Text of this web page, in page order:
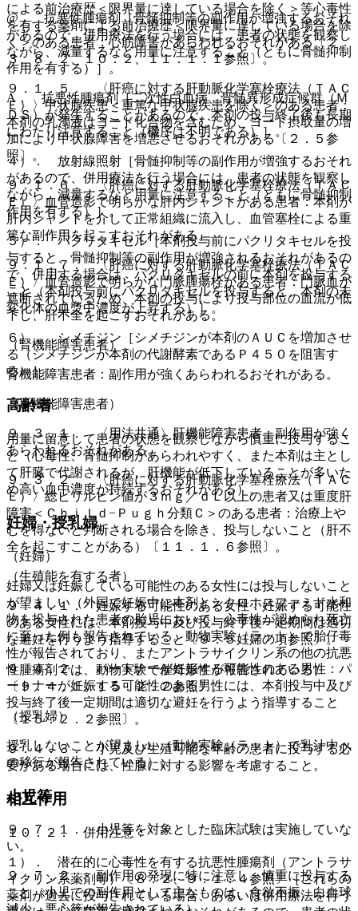
@． 抗悪性腫瘍剤［骨髄抑制等の副作用が増強するおそれ
があるので、併用療法を行う場合には、患者の状態を観察し
ながら、減量するなど用量に注意すること（ともに骨髄抑制
作用を有する）］。
A． 抗悪性腫瘍剤［二次性白血病、骨髄異形成症候群（Ｍ
ＤＳ）が発生することがあるので、本剤の投与終了後も長期
にわたり注意すること（機序は不明である）］。
４）． 放射線照射［骨髄抑制等の副作用が増強するおそれ
があるので、併用療法を行う場合には、患者の状態を観察し
ながら、減量するなど用量に注意すること（ともに骨髄抑制
作用を有する）］。
５）． パクリタキセル［本剤投与前にパクリタキセルを投
与すると、骨髄抑制等の副作用が増強されるおそれがあるの
で、併用する場合は、パクリタキセルの前に本剤を投与する
こと（本剤投与前にパクリタキセルを投与すると、本剤の未
変化体の血漿中濃度が上昇する）］。
６）． シメチジン［シメチジンが本剤のＡＵＣを増加させ
る（シメチジンが本剤の代謝酵素であるＰ４５０を阻害す
る）］。
高齢者
用量に留意して患者の状態を観察しながら慎重に投与するこ
と（心毒性、骨髄抑制があらわれやすく、また本剤は主とし
て肝臓で代謝されるが、肝機能が低下していることが多いた
め高い血中濃度が持続するおそれがある）。
妊婦・授乳婦
（妊婦）
妊婦又は妊娠している可能性のある女性には投与しないこと
が望ましい（外国で妊娠中に本剤とシクロホスファミド水和
物を投与された患者の胎児において、心毒性が認められ死亡
に至った例も報告されている。動物実験（ラット）で胎仔毒
性が報告されており、またアントラサイクリン系の他の抗悪
性腫瘍剤では、動物実験で催奇形性が報告されている）
〔９．４．１、１５．２．２参照〕。
（授乳婦）
授乳しないことが望ましい（動物実験（ラット）で乳汁中へ
の移行が報告されている）。
小児等
９．７．１． 小児等を対象とした臨床試験は実施していな
い。
９．７．２． 副作用の発現に特に注意し、慎重に投与する
こと（小児での副作用として主なものは、食欲不振、白血球
による前治療歴＜限界量に達している場合を除く＞等心毒性
を有する薬剤による前治療歴＜限界量に達している場合を除
く＞のある患者：心筋障害があらわれるおそれがある〔２．
３、８．２、１０．２、１１．１．１参照〕。
９．１．５． 〈肝癌に対する肝動脈化学塞栓療法（ＴＡＣ
Ｅ）〉甲状腺疾患＜重篤な甲状腺疾患を除く＞のある患者：
本剤の乳濁液はヨード化合物を含むため、ヨード摂取量の増
加により甲状腺障害を増悪させるおそれがある〔２．５参
照〕。
９．１．６． 〈肝癌に対する肝動脈化学塞栓療法（ＴＡＣ
Ｅ）〉血管造影で明らかな肝内シャントがある患者：本剤が
肝内シャントを介して正常組織に流入し、血管塞栓による重
篤な副作用を起こすおそれがある。
９．１．７． 〈肝癌に対する肝動脈化学塞栓療法（ＴＡＣ
Ｅ）〉血管造影で明らかな門脈腫瘍栓がある患者：門脈血が
遮断されているため、本剤の投与により投与部位の血流が低
下し、肝不全を起こすおそれがある。
（腎機能障害患者）
腎機能障害患者：副作用が強くあらわれるおそれがある。
（肝機能障害患者）
９．３．１． 〈用法共通〉肝機能障害患者：副作用が強く
あらわれるおそれがある。
９．３．２． 〈肝癌に対する肝動脈化学塞栓療法（ＴＡＣ
Ｅ）〉総ビリルビン値が３ｍｇ／ｄＬ以上の患者又は重度肝
障害＜Ｃｈｉｌｄ−Ｐｕｇｈ分類Ｃ＞のある患者：治療上や
むを得ないと判断される場合を除き、投与しないこと（肝不
全を起こすことがある）〔１１．１．６参照〕。
（生殖能を有する者）
９．４．１． 妊娠する可能性のある女性：妊娠する可能性
のある女性には、本剤投与中及び投与終了後一定期間は適切
な避妊を行うよう指導すること〔９．５妊婦の項参照〕。
９．４．２． パートナーが妊娠する可能性のある男性：パ
ートナーが妊娠する可能性のある男性には、本剤投与中及び
投与終了後一定期間は適切な避妊を行うよう指導すること
〔１５．２．２参照〕。
９．４．３． 小児及び生殖可能な年齢の患者に投与する必
要がある場合には、性腺に対する影響を考慮すること。
相互作用
１０．２． 併用注意：
１）． 潜在的に心毒性を有する抗悪性腫瘍剤（アントラサ
イクリン系薬剤等）〔８．２、９．１．４参照〕［これらの
薬剤が過去に投与されている場合、あるいは併用療法を行う